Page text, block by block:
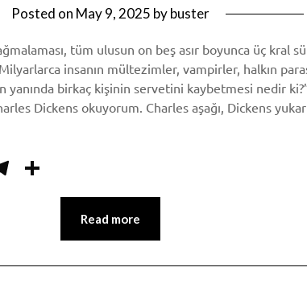
Posted on May 9, 2025 bybuster
tüm ulusun on beş asır boyunca üç kral
insanın mültezimler, vampirler, halkın
yanında birkaç kişinin servetini kaybetmesi nedir
Dickens okuyorum. Charles aşağı, Dickens
Telegram
Read more